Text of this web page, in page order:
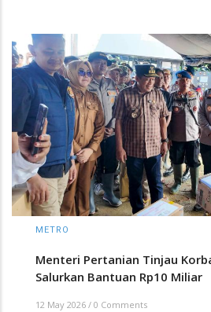
METRO
Menteri Pertanian Tinjau
Salurkan Bantuan Rp10 Miliar
12 May 2026 / 0 Comments